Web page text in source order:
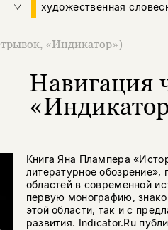
художественная
«Индикатор»)
Навигация
Книга Яна Плампера
литературное
областей в современной
первую монографию,
этой области, так и с
развития. Indicator.Ru